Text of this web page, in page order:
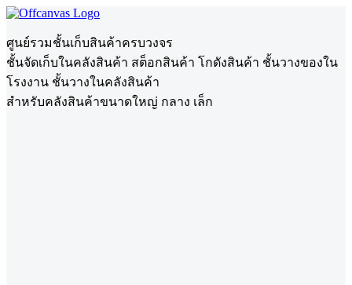
ศูนย์รวมชั้นเก็บสินค้าครบวงจร
ชั้นจัดเก็บในคลังสินค้า สต็อกสินค้า โกดังสินค้า ชั้นวางของใน
โรงงาน ชั้นวางในคลังสินค้า
สำหรับคลังสินค้าขนาดใหญ่ กลาง เล็ก